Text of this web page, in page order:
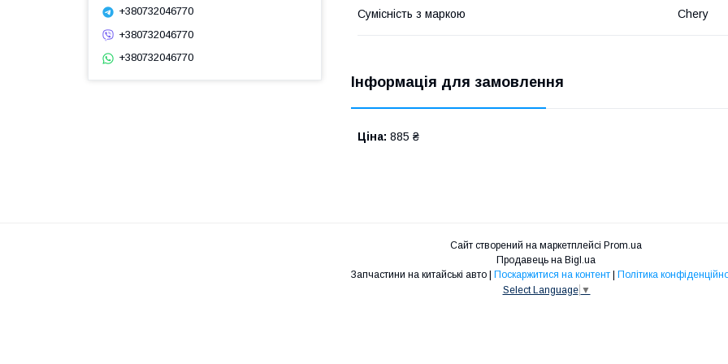
Сумісність з маркою Chery
Інформація для замовлення
Ціна: 885 ₴
+380732046770
+380732046770
+380732046770
Сайт створений на маркетплейсі Prom.ua
Продавець на Bigl.ua
Запчастини на китайські авто | Поскаржитися на контент | Політика
Select Language ▼